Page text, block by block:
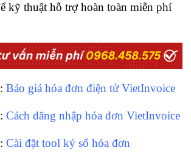
kỹ thuật hỗ trợ hoàn toàn miễn phí
: Báo giá hóa đơn điện tử VietInvoice
: Cách đăng nhập hóa đơn VietInvoice
: Cài đặt tool ký số hóa đơn